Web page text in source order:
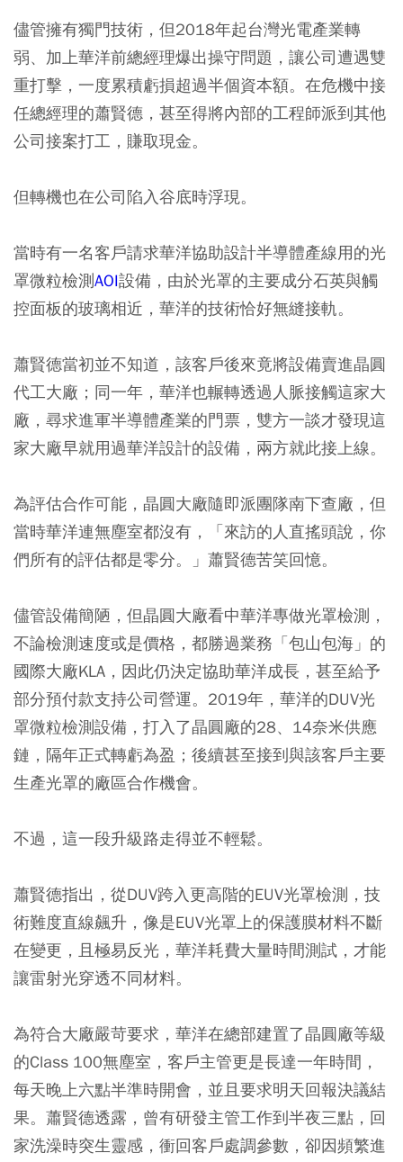
儘管擁有獨門技術，但2018年起台灣光電產業轉
弱、加上華洋前總經理爆出操守問題，讓公司遭遇雙
重打擊，一度累積虧損超過半個資本額。在危機中接
任總經理的蕭賢德，甚至得將內部的工程師派到其他
公司接案打工，賺取現金。
但轉機也在公司陷入谷底時浮現。
當時有一名客戶請求華洋協助設計半導體產線用的光
罩微粒檢測AOI設備，由於光罩的主要成分石英與觸
控面板的玻璃相近，華洋的技術恰好無縫接軌。
蕭賢德當初並不知道，該客戶後來竟將設備賣進晶圓
代工大廠；同一年，華洋也輾轉透過人脈接觸這家大
廠，尋求進軍半導體產業的門票，雙方一談才發現這
家大廠早就用過華洋設計的設備，兩方就此接上線。
為評估合作可能，晶圓大廠隨即派團隊南下查廠，但
當時華洋連無塵室都沒有，「來訪的人直搖頭說，你
們所有的評估都是零分。」蕭賢德苦笑回憶。
儘管設備簡陋，但晶圓大廠看中華洋專做光罩檢測，
不論檢測速度或是價格，都勝過業務「包山包海」的
國際大廠KLA，因此仍決定協助華洋成長，甚至給予
部分預付款支持公司營運。2019年，華洋的DUV光
罩微粒檢測設備，打入了晶圓廠的28、14奈米供應
鏈，隔年正式轉虧為盈；後續甚至接到與該客戶主要
生產光罩的廠區合作機會。
不過，這一段升級路走得並不輕鬆。
蕭賢德指出，從DUV跨入更高階的EUV光罩檢測，技
術難度直線飆升，像是EUV光罩上的保護膜材料不斷
在變更，且極易反光，華洋耗費大量時間測試，才能
讓雷射光穿透不同材料。
為符合大廠嚴苛要求，華洋在總部建置了晶圓廠等級
的Class 100無塵室，客戶主管更是長達一年時間，
每天晚上六點半準時開會，並且要求明天回報決議結
果。蕭賢德透露，曾有研發主管工作到半夜三點，回
家洗澡時突生靈感，衝回客戶處調參數，卻因頻繁進